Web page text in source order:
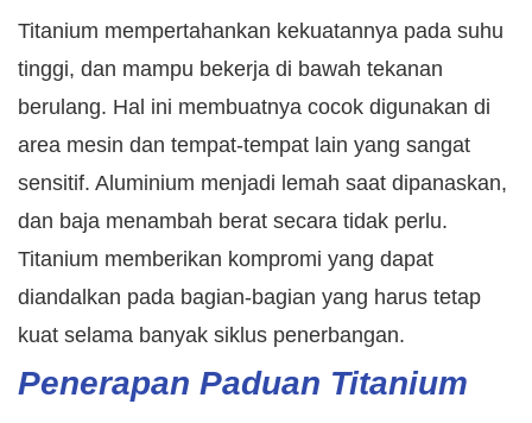
Titanium mempertahankan kekuatannya pada suhu
tinggi, dan mampu bekerja di bawah tekanan
berulang. Hal ini membuatnya cocok digunakan di
area mesin dan tempat-tempat lain yang sangat
sensitif. Aluminium menjadi lemah saat dipanaskan,
dan baja menambah berat secara tidak perlu.
Titanium memberikan kompromi yang dapat
diandalkan pada bagian-bagian yang harus tetap
kuat selama banyak siklus penerbangan.
Penerapan Paduan Titanium